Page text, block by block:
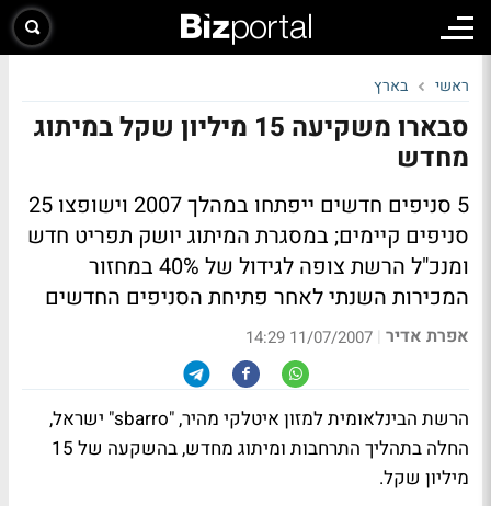
ראשי בארץ
סבארו משקיעה 15 מיליון שקל במיתוג
מחדש
5 סניפים חדשים ייפתחו במהלך 2007 וישופצו 25
סניפים קיימים; במסגרת המיתוג יושק תפריט חדש
ומנכ"ל הרשת צופה לגידול של 40% במחזור
המכירות השנתי לאחר פתיחת הסניפים החדשים
אפרת אדיר |
11/07/2007 14:29
הרשת הבינלאומית למזון איטלקי מהיר, "sbarro" ישראל,
החלה בתהליך התרחבות ומיתוג מחדש, בהשקעה של 15
מיליון שקל.